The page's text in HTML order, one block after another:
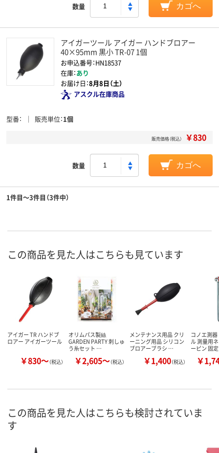
数量 カゴへ
アイガーツール アイガー ハンドブロアー
40×95mm 黒小 TR-07 1個
お申込番号：HN18537
在庫：あり
お届け日：8月8日（土）
アスクル在庫商品
型番 販売単位 1個
販売価格（税込） ￥830
数量 カゴへ
1件目～3件目（3件中）
この商品を見た人はこちらも見ています
アイガー TR ハンドブ
ロアー アイガーツール
￥830～（税込）
オリムパス製絲
GARDEN PARTY 刺しゅ
う糸セット …
￥2,605～（税込）
メンテナンス用品 クリ
ーニング用品 シリコン
ブロアーブラシ …
￥1,400（税込）
コノエ測
ル 測量用
ーピン 固
￥
この商品を見た人はこちらも検討されていま
す